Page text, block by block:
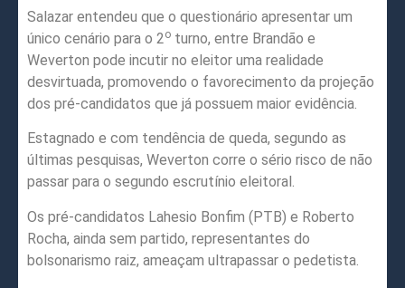
Salazar entendeu que o questionário apresentar um
único cenário para o 2o turno, entre Brandão e
Weverton pode incutir no eleitor uma realidade
desvirtuada, promovendo o favorecimento da projeção
dos pré-candidatos que já possuem maior evidência.
Estagnado e com tendência de queda, segundo as
últimas pesquisas, Weverton corre o sério risco de não
passar para o segundo escrutínio eleitoral.
Os pré-candidatos Lahesio Bonfim (PTB) e Roberto
Rocha, ainda sem partido, representantes do
bolsonarismo raiz, ameaçam ultrapassar o pedetista.